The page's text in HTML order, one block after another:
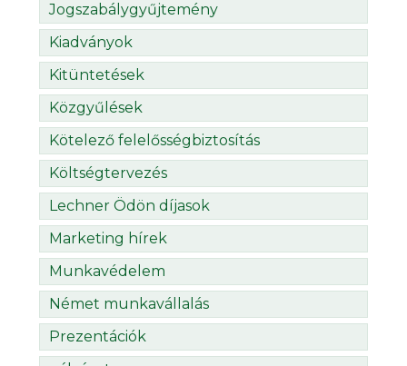
Jogszabálygyűjtemény
Kiadványok
Kitüntetések
Közgyűlések
Kötelező felelősségbiztosítás
Költségtervezés
Lechner Ödön díjasok
Marketing hírek
Munkavédelem
Német munkavállalás
Prezentációk